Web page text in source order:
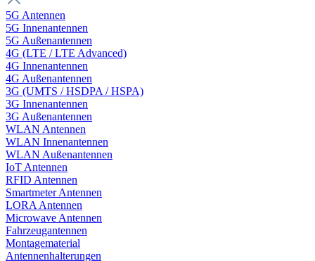
5G Antennen
5G Innenantennen
5G Außenantennen
4G (LTE / LTE Advanced)
4G Innenantennen
4G Außenantennen
3G (UMTS / HSDPA / HSPA)
3G Innenantennen
3G Außenantennen
WLAN Antennen
WLAN Innenantennen
WLAN Außenantennen
IoT Antennen
RFID Antennen
Smartmeter Antennen
LORA Antennen
Microwave Antennen
Fahrzeugantennen
Montagematerial
Antennenhalterungen